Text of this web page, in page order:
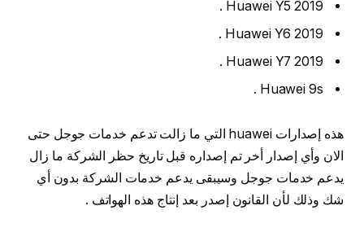
Huawei Y5 2019 .
Huawei Y6 2019 .
Huawei Y7 2019 .
Huawei 9s .
هذه إصدارات huawei التي ما زالت تدعم خدمات جوجل حتى
الان وأي إصدار أخر تم إصداره قبل تاريخ حظر الشركة ما زال
يدعم خدمات جوجل وسيبقى يدعم خدمات الشركة بدون أي
شك وذلك لأن القانون إصدر بعد إنتاج هذه الهواتف .